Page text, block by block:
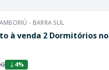
- BARRA SUL
à venda 2 Dormitórios no
4%